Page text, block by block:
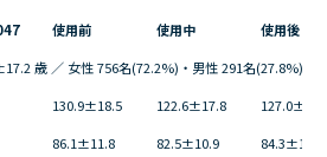
使用前 使用中
使用後
歳 ／ 女性 756名(72.2%)・男性 291名(27.8%)
130.9±18.5 122.6±17.8
86.1±11.8 82.5±10.9
84.3±11.0